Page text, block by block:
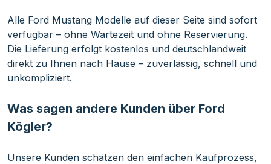
Alle Ford Mustang Modelle auf dieser Seite sind sofort
verfügbar – ohne Wartezeit und ohne Reservierung.
Die Lieferung erfolgt kostenlos und deutschlandweit
direkt zu Ihnen nach Hause – zuverlässig, schnell und
unkompliziert.
Was sagen andere Kunden über Ford
Kögler?
Unsere Kunden schätzen den einfachen Kaufprozess,